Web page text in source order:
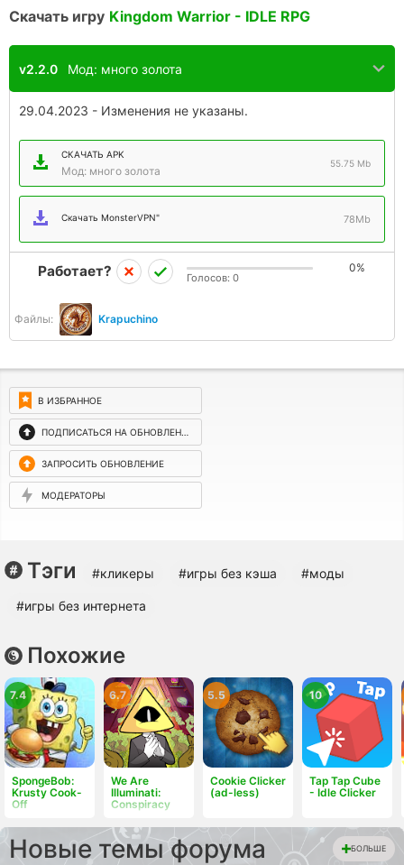
Скачать игру Kingdom Warrior - IDLE RPG
v2.2.0 Мод: много золота
29.04.2023 - Изменения не указаны.
СКАЧАТЬ APK
Мод: много золота
55.75 Mb
Скачать MonsterVPN" 78Mb
Файлы: Krapuchino
Работает? 0%
Голосов: 0
В ИЗБРАННОЕ
ПОДПИСАТЬСЯ НА ОБНОВЛЕНИЯ
ЗАПРОСИТЬ ОБНОВЛЕНИЕ
МОДЕРАТОРЫ
Тэги #кликеры #игры без кэша #моды
#игры без интернета
Похожие
SpongeBob:
Krusty Cook-
Off
7.4
We Are
Illuminati:
Conspiracy
6.7
Cookie Clicker
(ad-less)
5.5
Tap Tap Cube
- Idle Clicker
10
Новые темы форума БОЛЬШЕ